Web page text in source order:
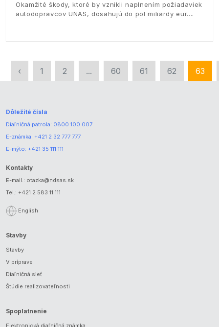
Okamžité škody, ktoré by vznikli naplnením požiadaviek
autodopravcov UNAS, dosahujú do pol miliardy eur.
‹ 1 2 ... 60 61 62 63
Dôležité čísla
Diaľničná patrola: 0800 100 007
E-známka: +421 2 32 777 777
E-mýto: +421 35 111 111
Kontakty
E-mail.: otazka@ndsas.sk
Tel.: +421 2 583 11 111
English
Stavby
Stavby
V príprave
Diaľničná sieť
Štúdie realizovateľnosti
Spoplatnenie